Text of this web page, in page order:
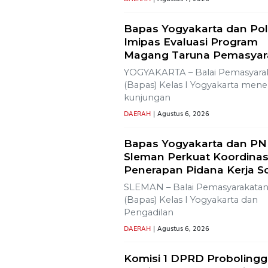
Lestarikan Tradisi Leluhur,
Warga Dayakan
Sardonoharjo Gelar Merti
Bapas Yogyakarta Edukasi
SMKN 1 Seyegan untuk
Kesadaran Hukum
SLEMAN – Balai Pemasyarakatan
(Bapas) Kelas I Yogyakarta
DAERAH| Agustus 7, 2026